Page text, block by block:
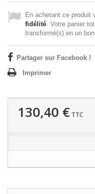
En achetant ce produit
fidélité. Votre panier
transformé(s) en un
Partager sur Facebook !
Imprimer
130,40 € TTC